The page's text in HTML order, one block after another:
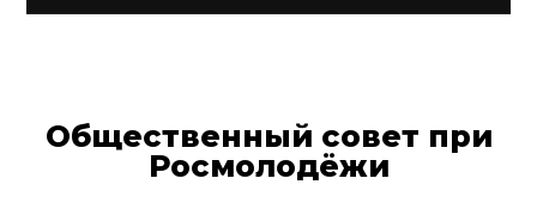
Общественный совет при
Росмолодёжи